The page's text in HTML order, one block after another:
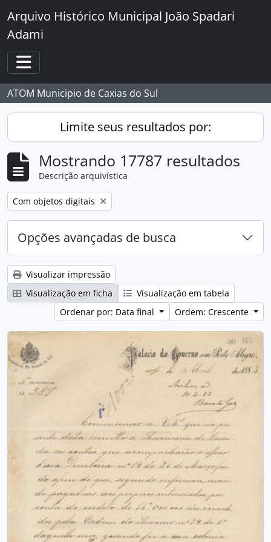
Skip to main content
Arquivo Histórico Municipal João Spadari
Adami
Toggle navigation
ATOM Municipio de Caxias do Sul
Limite seus resultados por:
Mostrando 17787 resultados
Descrição arquivística
Remover filtro:
Com objetos digitais
Opções avançadas de busca
Visualizar impressão
Visualização em ficha
Visualização em tabela
Ordenar por: Data final
Ordem: Crescente